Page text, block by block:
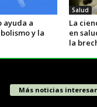
ayuda a
y la
Salud
La
en
la
Más noticias